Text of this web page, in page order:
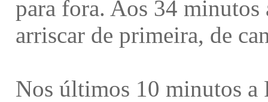
para fora. Aos 34
arriscar de primeira, de
Nos últimos 10 minutos a